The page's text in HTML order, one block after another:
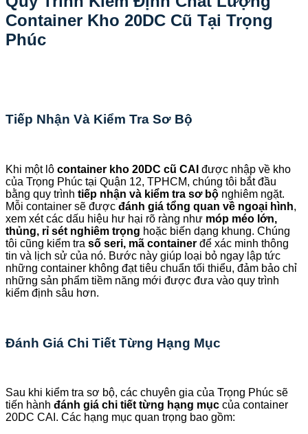
Container Kho 20DC Cũ Tại Trọng
Phúc
Tiếp Nhận Và Kiểm Tra Sơ Bộ
Khi một lô container kho 20DC cũ CAI được nhập về kho
của Trọng Phúc tại Quận 12, TPHCM, chúng tôi bắt đầu
bằng quy trình tiếp nhận và kiểm tra sơ bộ nghiêm ngặt.
Mỗi container sẽ được đánh giá tổng quan về ngoại hình,
xem xét các dấu hiệu hư hại rõ ràng như móp méo lớn,
thủng, rỉ sét nghiêm trọng hoặc biến dạng khung. Chúng
tôi cũng kiểm tra số seri, mã container để xác minh thông
tin và lịch sử của nó. Bước này giúp loại bỏ ngay lập tức
những container không đạt tiêu chuẩn tối thiểu, đảm bảo chỉ
những sản phẩm tiềm năng mới được đưa vào quy trình
kiểm định sâu hơn.
Đánh Giá Chi Tiết Từng Hạng Mục
Sau khi kiểm tra sơ bộ, các chuyên gia của Trọng Phúc sẽ
tiến hành đánh giá chi tiết từng hạng mục của container
20DC CAI. Các hạng mục quan trọng bao gồm: